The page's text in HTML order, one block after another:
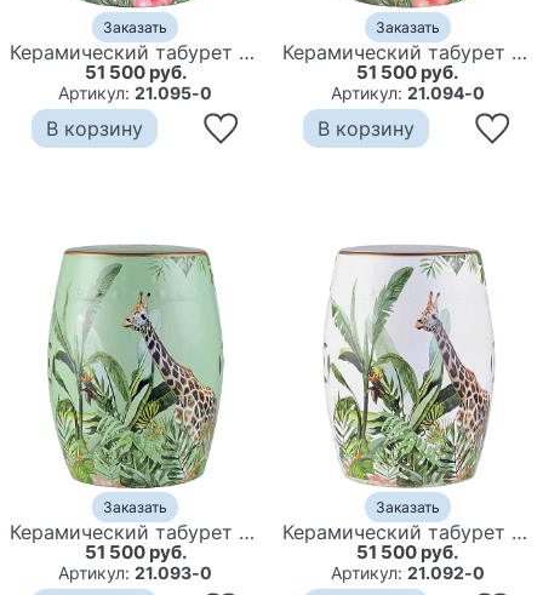
Заказать
Керамический табурет Leopard Tropical Animal Ceramic Stool White
51 500 руб.
Артикул:21.095-0
В корзину
Заказать
Керамический табурет Leopard Tropical Animal Ceramic Stool Yellow
51 500 руб.
Артикул: 21.094-0
В корзину
Заказать
Керамический табурет Giraffe Tropical Animal Ceramic Stool Green
51 500 руб.
Артикул:21.093-0
Заказать
Керамический табурет Giraffe Tropical Animal Ceramic Stool White
51 500 руб.
Артикул: 21.092-0